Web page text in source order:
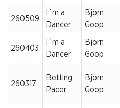
260509
I´m a
Dancer
Björn
Goop
260403
I´m a
Dancer
Björn
Goop
260317
Betting
Pacer
Björn
Goop